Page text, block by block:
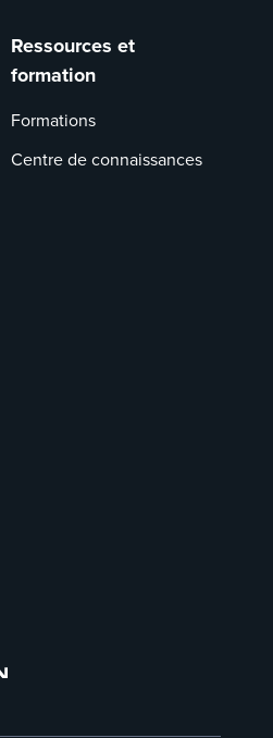
Ressources et
formation
Formations
Centre de connaissances